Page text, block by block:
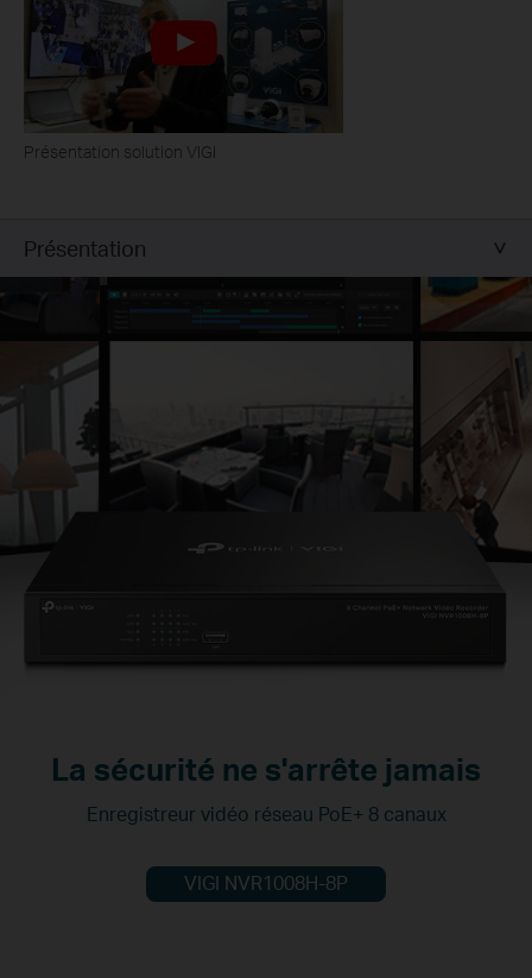
Présentation solution VIGI
Présentation
La sécurité ne s'arrête jamais
VIGI NVR1008H-8P
Enregistreur vidéo réseau PoE+ 8 canaux